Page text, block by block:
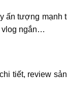
ấn tượng
vlog ngắn…
tiết, review